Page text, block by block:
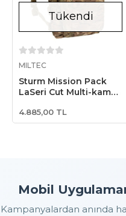
Tükendi
MILTEC
Sturm Mission Pack
LaSeri Cut Multi-kamo
4.885,00 TL
Mobil
Kampanyalardan anında